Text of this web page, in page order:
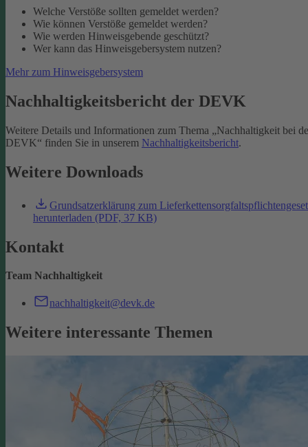
Welche Verstöße sollten gemeldet werden?
Wie können Verstöße gemeldet werden?
Wie werden Hinweisgebende geschützt?
Wer kann das Hinweisgebersystem nutzen?
Mehr zum Hinweisgebersystem
Nachhaltigkeitsbericht der DEVK
Weitere Details und Informationen zum Thema „Nachhaltigkeit bei
DEVK“ finden Sie in unserem Nachhaltigkeitsbericht.
Weitere Downloads
Grundsatzerklärung zum
herunterladen (PDF, 37 KB)
Kontakt
Team Nachhaltigkeit
nachhaltigkeit@devk.de
Weitere interessante Themen